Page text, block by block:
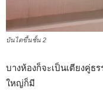
บันไดขึ้นชั้น 2
บางห้องก็จะเป็นเตียงคู่ธ
ใหญ่ก็มี